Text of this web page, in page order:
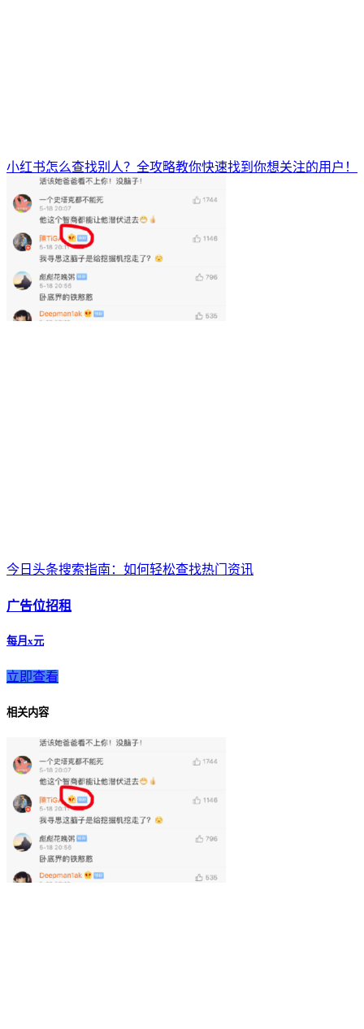
小红书怎么查找别人？全攻略教你快速找到你想关注的用户！
今日头条搜索指南：如何轻松查找热门资讯
广告位招租
每月x元
立即查看
相关内容